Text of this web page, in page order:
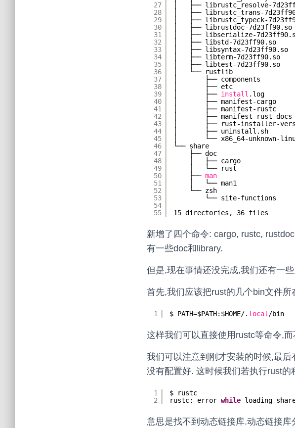
27
28
29
30
31
32
33
34
35
36
37
38
39
40
41
42
43
44
45
46
47
48
49
50
51
52
53
54
55
│   ├── librustc_resolve-
│   ├── librustc_trans-
│   ├── librustc_typeck-
│   ├── librustdoc-7d23ff90.so
│   ├── libserialize-
│   ├── libstd-7d23ff90.so
│   ├── libsyntax-7d23ff90.so
│   ├── libterm-7d23ff90.so
│   ├── libtest-7d23ff90.so
│   └── rustlib
│       ├── components
│       ├── etc
│       ├── install .log
│       ├── manifest-cargo
│       ├── manifest-rustc
│       ├── manifest-rust-docs
│       ├── rust-installer-
│       ├── uninstall.sh
│       └── x86_64-unknown-
└── share
├── doc
│   ├── cargo
│   └── rust
├── man
│   └── man1
└── zsh
└── site-functions
15 directories, 36 files
新增了四个命令: cargo, rustc,
有一些doc和library.
但是,现在事情还没完成,我们还有一
首先,我们应该把rust的几个bin文件
1 $ PATH=$PATH:$HOME/. local /bin
这样我们可以直接使用rustc等命令,
我们可以注意到刚才安装的时候,最
没有配置好. 这时候我们若执行rust的
1
2
$ rustc
rustc: error while loading
意思是找不到动态链接库.动态链接